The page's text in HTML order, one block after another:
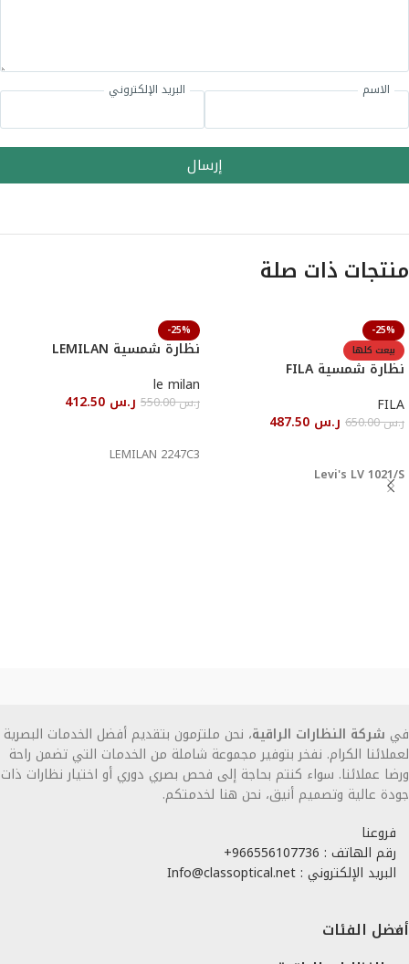
الاسم البريد الإلكتروني
إرسال
منتجات ذات صلة
-25%
بيعت كلها
نظارة شمسية FILA
FILA
ر.س650.00 ر.س
Levi's LV 1021/S
-25%
نظارة شمسية LEMILAN
le milan
ر.س550.00 ر.س
LEMILAN 2247C3
في شركة النظارات الراقية، نحن ملتزمون بتقديم أفضل الخدمات البصرية
لعملائنا الكرام. نفخر بتوفير مجموعة شاملة من الخدمات التي تضمن راحة
ورضا عملائنا. سواء كنتم بحاجة إلى فحص بصري دوري أو اختيار نظارات ذات
جودة عالية وتصميم أنيق، نحن هنا لخدمتكم.
فروعنا
رقم الهاتف : 966556107736+
البريد الإلكتروني : Info@classoptical.net
أفضل الفئات